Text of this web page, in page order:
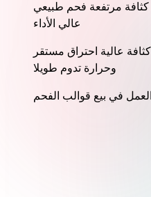
مرتفعة فحم طبيعي
عالي الأداء
عالية احتراق مستقر
وحرارة تدوم طويلا
في بيع قوالب الفحم